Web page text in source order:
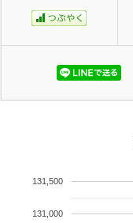
131,000
131,500